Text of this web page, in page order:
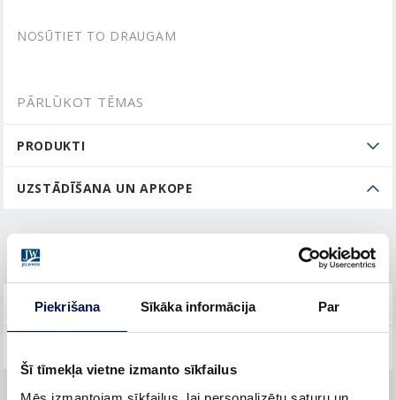
Piekrišana Sīkāka informācija Par
Šī tīmekļa vietne izmanto sīkfailus
NOSŪTIET TO DRAUGAM
PĀRLŪKOT TĒMAS
PRODUKTI
UZSTĀDĪŠANA UN APKOPE
VISPĀRĒJĀ INFORMĀCIJA